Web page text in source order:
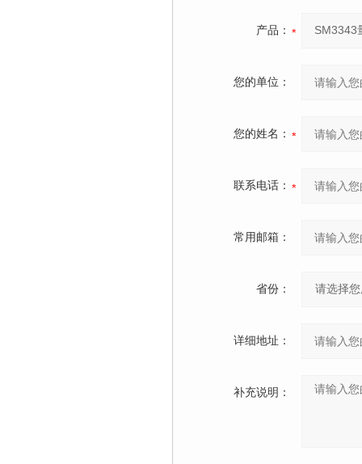
产品：
您的单位：
您的姓名：
联系电话：
常用邮箱：
省份：
详细地址：
补充说明：